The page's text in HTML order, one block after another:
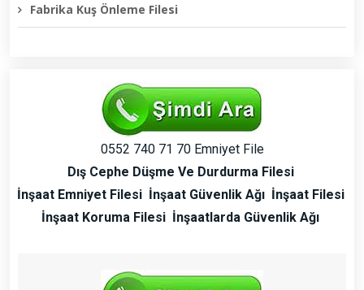
Fabrika Kuş Önleme Filesi
0552 740 71 70 Emniyet File
Dış Cephe Düşme Ve Durdurma Filesi
İnşaat Emniyet Filesi İnşaat Güvenlik Ağı İnşaat Filesi
İnşaat Koruma Filesi İnşaatlarda Güvenlik Ağı